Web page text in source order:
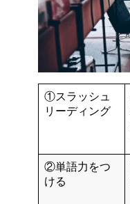
①スラッシュ
リーディング
②単語力をつ
ける